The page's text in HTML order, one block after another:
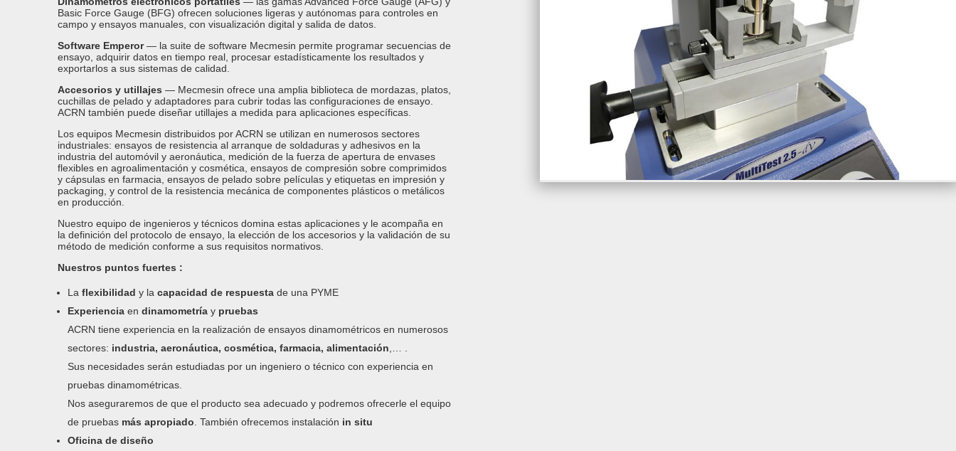
Basic Force Gauge (BFG) ofrecen soluciones ligeras y autónomas para controles en
campo y ensayos manuales, con visualización digital y salida de datos.
Software Emperor— la suite de software Mecmesin permite programar secuencias de
ensayo, adquirir datos en tiempo real, procesar estadísticamente los resultados y
exportarlos a sus sistemas de calidad.
Accesorios y utillajes — Mecmesin ofrece una amplia biblioteca de mordazas, platos,
cuchillas de pelado y adaptadores para cubrir todas las configuraciones de ensayo.
ACRN también puede diseñar utillajes a medida para aplicaciones específicas.
Los equipos Mecmesin distribuidos por ACRN se utilizan en numerosos sectores
industriales: ensayos de resistencia al arranque de soldaduras y adhesivos en la
industria del automóvil y aeronáutica, medición de la fuerza de apertura de envases
flexibles en agroalimentación y cosmética, ensayos de compresión sobre comprimidos
y cápsulas en farmacia, ensayos de pelado sobre películas y etiquetas en impresión y
packaging, y control de la resistencia mecánica de componentes plásticos o metálicos
en producción.
Nuestro equipo de ingenieros y técnicos domina estas aplicaciones y le acompaña en
la definición del protocolo de ensayo, la elección de los accesorios y la validación de su
método de medición conforme a sus requisitos normativos.
Nuestros puntos fuertes :
La flexibilidad y la capacidad de respuestade una PYME
Experienciaen dinamometríay pruebas
ACRN tiene experiencia en la realización de ensayos dinamométricos en numerosos
sectores: industria, aeronáutica, cosmética, farmacia, alimentación,… .
Sus necesidades serán estudiadas por un ingeniero o técnico con experiencia en
pruebas dinamométricas.
Nos aseguraremos de que el producto sea adecuado y podremos ofrecerle el equipo
de pruebas más apropiado. También ofrecemos instalación in situ
Oficina de diseño